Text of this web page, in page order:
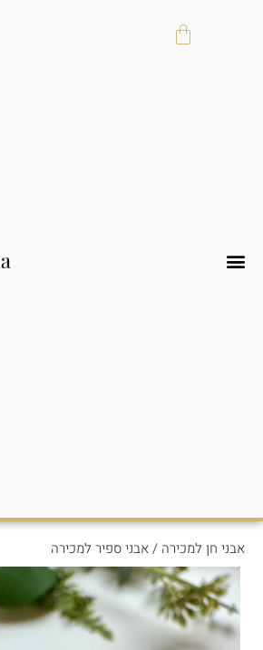
אבני חן למכירה /אבני ספיר למכירה